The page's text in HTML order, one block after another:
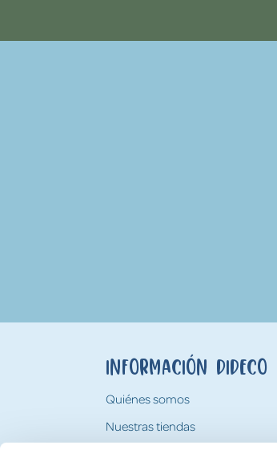
Información Dideco
Quiénes somos
Nuestras tiendas